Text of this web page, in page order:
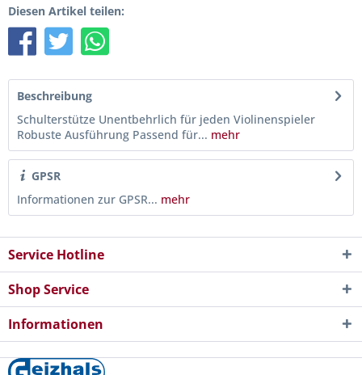
Diesen Artikel teilen:
Beschreibung
Schulterstütze Unentbehrlich für jeden Violinenspieler
Robuste Ausführung Passend für... mehr
GPSR
Informationen zur GPSR... mehr
Service Hotline
Shop Service
Informationen